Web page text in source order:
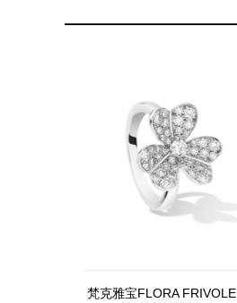
梵克雅宝FLORA FRIVOLE